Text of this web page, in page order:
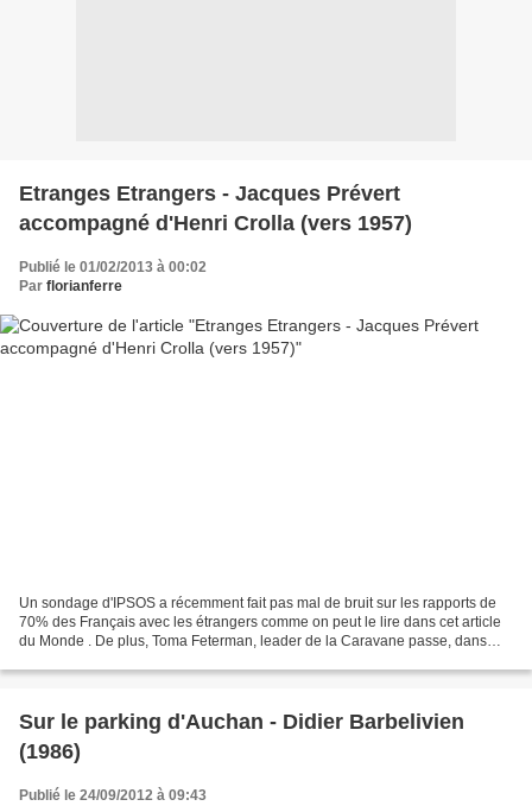
Etranges Etrangers - Jacques Prévert
accompagné d'Henri Crolla (vers 1957)
Publié le 01/02/2013 à 00:02
Par florianferre
Un sondage d'IPSOS a récemment fait pas mal de bruit sur les rapports de
70% des Français avec les étrangers comme on peut le lire dans cet article
du Monde . De plus, Toma Feterman, leader de la Caravane passe, dans
Sur le parking d'Auchan - Didier Barbelivien
(1986)
Publié le 24/09/2012 à 09:43